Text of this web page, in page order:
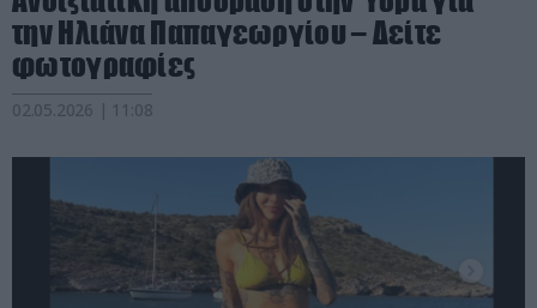
την Ηλιάνα Παπαγεωργίου – Δείτε
φωτογραφίες
02.05.2026 | 11:08